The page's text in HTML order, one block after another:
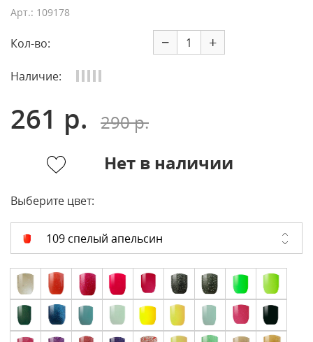
Арт.: 109178
Кол-во: − +
Наличие:
261 р.
290 р.
Нет в наличии
Выберите цвет:
109 спелый апельсин